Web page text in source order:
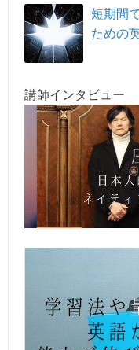
短期間
ための
講師インタビュー